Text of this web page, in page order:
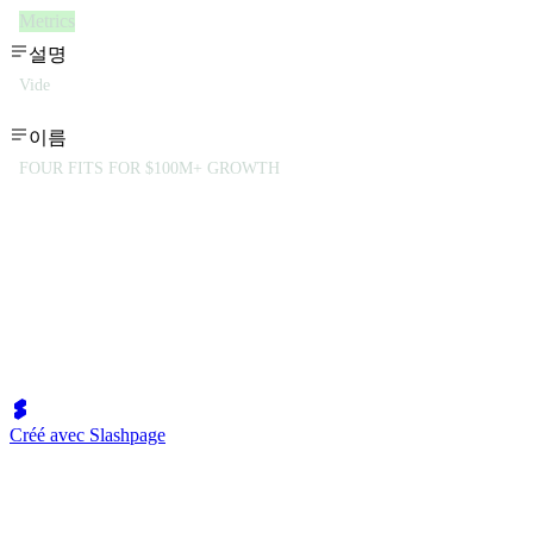
Metrics
설명
Vide
이름
FOUR FITS FOR $100M+ GROWTH
Créé avec Slashpage